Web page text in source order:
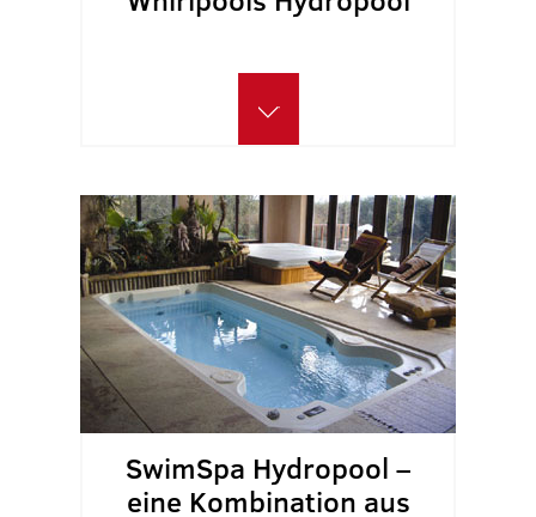
SwimSpa Hydropool –
eine Kombination aus